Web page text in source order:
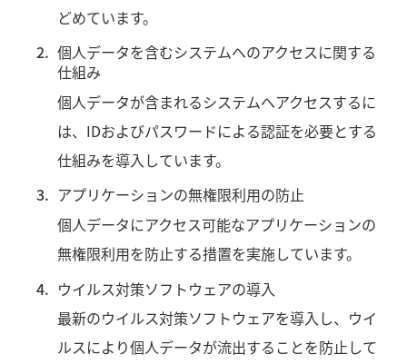
どめています。
個人データを含むシステムへのアクセスに関する
仕組み
個人データが含まれるシステムへアクセスするに
は、IDおよびパスワードによる認証を必要とする
仕組みを導入しています。
アプリケーションの無権限利用の防止
個人データにアクセス可能なアプリケーションの
無権限利用を防止する措置を実施しています。
ウイルス対策ソフトウェアの導入
最新のウイルス対策ソフトウェアを導入し、ウイ
ルスにより個人データが流出することを防止して